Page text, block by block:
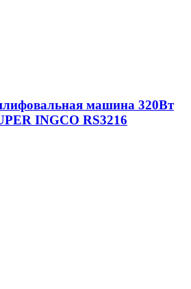
машина 320Вт
INGCO RS3216